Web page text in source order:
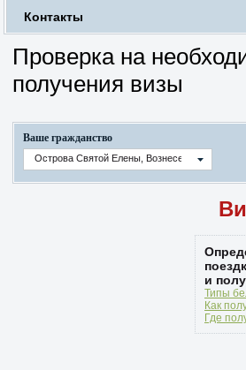
Контакты
Проверка на
получения визы
Ваше гражданство
Острова Святой Елены, Вознесения и
и
Типы
Как
Где